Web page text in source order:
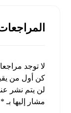
لا توجد
كن أول من
لن يتم نشر
مشار إليها بـ *